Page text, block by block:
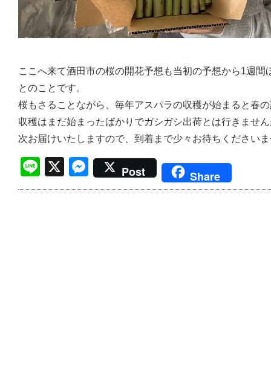
ここへ来て酒田市の桜の開花予想も当初の予想から1週
とのことです。
桜もさることながら、毎年アスパラの収穫が始まると春
収穫はまだ始まったばかりでガシガシ出荷とは行きませ
次お届けいたしますので、到着まで少々お待ちください
Line
X Messenger
Post Share